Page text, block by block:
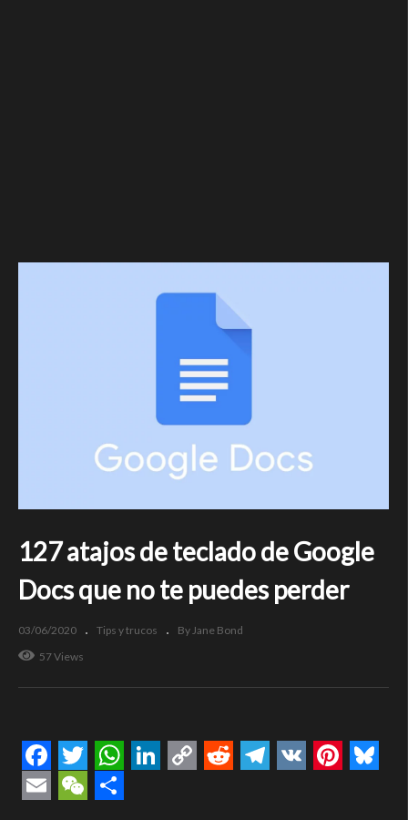
127 atajos de teclado de Google
Docs que no te puedes perder
03/06/2020 Tips y trucos
By Jane Bond
57 Views
Facebook
TwitterWhatsApp